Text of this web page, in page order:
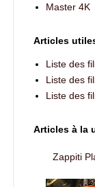
Master 4K
Articles
Liste des
Liste des
Liste des
Articles à la
Zappiti